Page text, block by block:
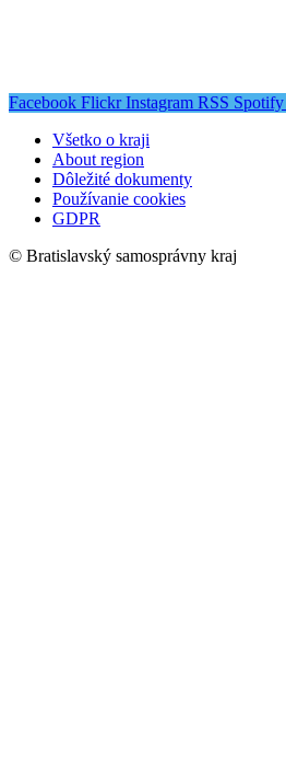
Facebook Flickr Instagram RSS Spotify
Všetko o kraji
About region
Dôležité dokumenty
Používanie cookies
GDPR
© Bratislavský samosprávny kraj